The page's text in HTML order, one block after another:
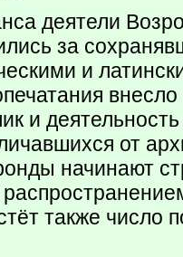
деятели
за
и
и
от
начинают
также число